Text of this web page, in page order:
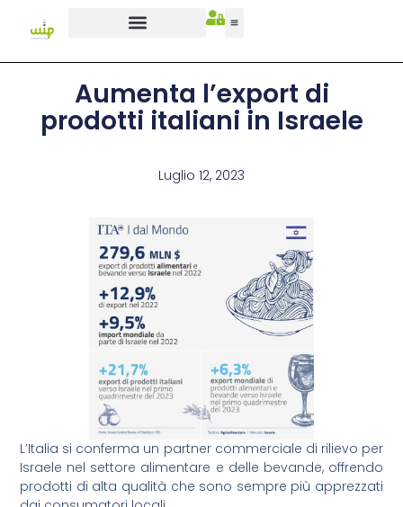
Aumenta l’export di
prodotti italiani in Israele
Luglio 12, 2023
L’Italia si conferma un partner commerciale di rilievo per
Israele nel settore alimentare e delle bevande, offrendo
prodotti di alta qualità che sono sempre più apprezzati